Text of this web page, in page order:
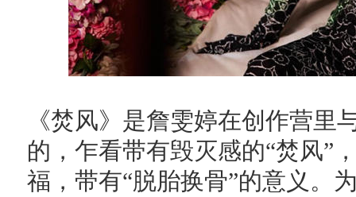
《焚风》是詹雯婷在创作营里
的，乍看带有毁灭感的“焚风”
福，带有“脱胎换骨”的意义。